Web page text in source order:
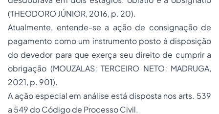
(THEODORO JÚNIOR, 2016, p. 20).
Atualmente, entende-se a ação de consignação de
pagamento como um instrumento posto à disposição
do devedor para que exerça seu direito de cumprir a
obrigação (MOUZALAS; TERCEIRO NETO; MADRUGA,
2021, p. 901).
A ação especial em análise está disposta nos arts. 539
a 549 do Código de Processo Civil.